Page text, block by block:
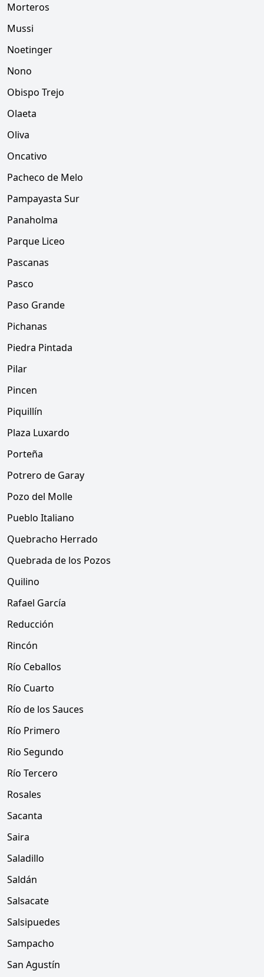
Morteros
Mussi
Noetinger
Nono
Obispo Trejo
Olaeta
Oliva
Oncativo
Pacheco de Melo
Pampayasta Sur
Panaholma
Parque Liceo
Pascanas
Pasco
Paso Grande
Pichanas
Piedra Pintada
Pilar
Pincen
Piquillín
Plaza Luxardo
Porteña
Potrero de Garay
Pozo del Molle
Pueblo Italiano
Quebracho Herrado
Quebrada de los Pozos
Quilino
Rafael García
Reducción
Rincón
Río Ceballos
Río Cuarto
Río de los Sauces
Río Primero
Rio Segundo
Río Tercero
Rosales
Sacanta
Saira
Saladillo
Saldán
Salsacate
Salsipuedes
Sampacho
San Agustín